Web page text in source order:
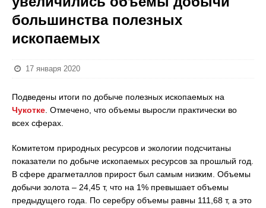
большинства полезных
ископаемых
17 января 2020
Подведены итоги по добыче полезных ископаемых на
Чукотке . Отмечено, что объемы выросли практически во
всех сферах.
Комитетом природных ресурсов и экологии подсчитаны
показатели по добыче ископаемых ресурсов за прошлый год.
В сфере драгметаллов прирост был самым низким. Объемы
добычи золота – 24,45 т, что на 1% превышает объемы
предыдущего года. По серебру объемы равны 111,68 т, а это